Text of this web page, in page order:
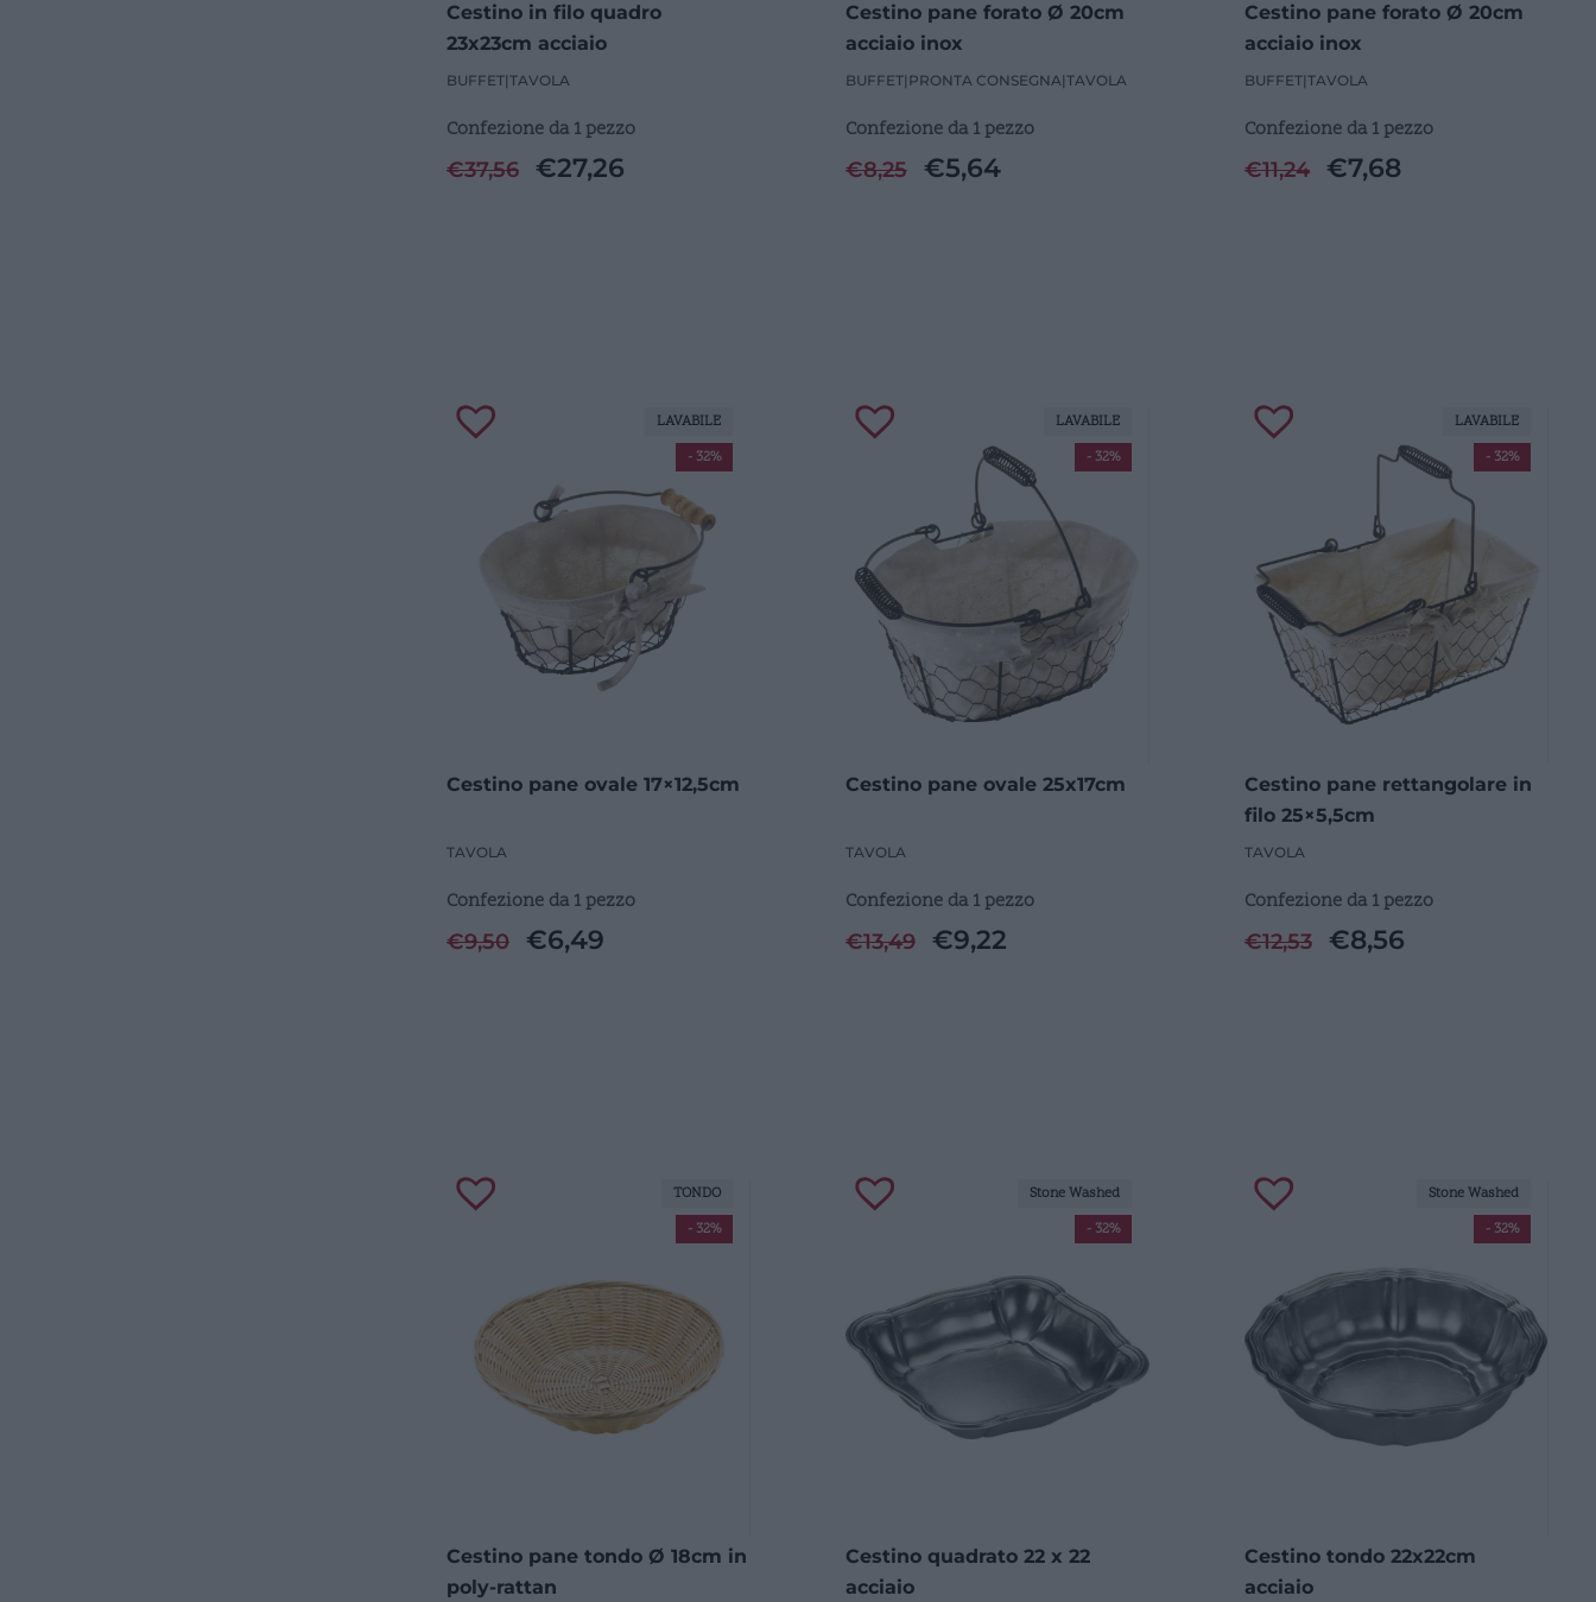
Cestino in filo quadro
23x23cm acciaio
BUFFET|TAVOLA
Confezione da 1 pezzo
€37,56 €27,26
Cestino pane forato Ø 20cm
acciaio inox
BUFFET| PRONTA CONSEGNA|TAVOLA
Confezione da 1 pezzo
€8,25 €5,64
Cestino pane forato Ø 20cm
acciaio inox
BUFFET|TAVOLA
Confezione da 1 pezzo
€11,24 €7,68
Cestino pane ovale 17×12,5cm
TAVOLA
Confezione da 1 pezzo
€9,50 €6,49
- 32%
LAVABILE
Cestino pane ovale 25x17cm
TAVOLA
Confezione da 1 pezzo
€13,49 €9,22
- 32%
LAVABILE
Cestino pane rettangolare in
filo 25×5,5cm
TAVOLA
Confezione da 1 pezzo
€12,53 €8,56
- 32%
LAVABILE
Cestino pane tondo Ø 18cm in
poly-rattan
- 32%
TONDO
Cestino quadrato 22 x 22
acciaio
- 32%
Stone Washed
Cestino tondo 22x22cm
acciaio
- 32%
Stone Washed